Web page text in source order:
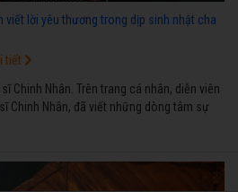
viết lời yêu thương trong dịp sinh nhật cha
Chinh Nhân. Trên trang cá nhân, diễn viên
Chinh Nhân, đã viết những dòng tâm sự
tiết